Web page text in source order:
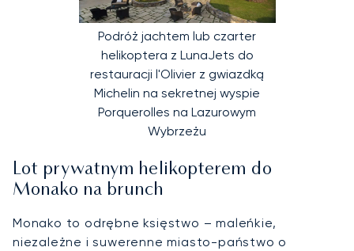
Podróż jachtem lub czarter
helikoptera z LunaJets do
restauracji l'Olivier z gwiazdką
Michelin na sekretnej wyspie
Porquerolles na Lazurowym
Wybrzeżu
Lot prywatnym helikopterem do
Monako na brunch
Monako to odrębne księstwo – maleńkie,
niezależne i suwerenne miasto-państwo o